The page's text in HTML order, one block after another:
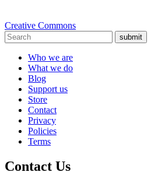
Creative Commons
submit
Who we are
What we do
Blog
Support us
Store
Contact
Privacy
Policies
Terms
Contact Us